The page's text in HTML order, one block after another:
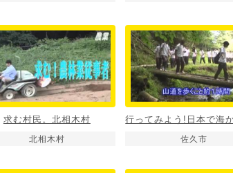
求む村民。北相木村
北相木村 佐久市